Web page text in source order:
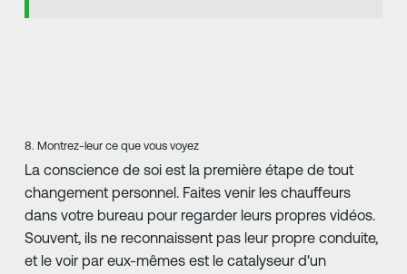
8. Montrez-leur ce que vous voyez
La conscience de soi est la première étape de tout
changement personnel. Faites venir les chauffeurs
dans votre bureau pour regarder leurs propres vidéos.
Souvent, ils ne reconnaissent pas leur propre conduite,
et le voir par eux-mêmes est le catalyseur d'un